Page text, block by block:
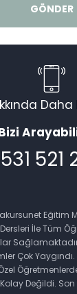
Bizi
521
Eğitim
İle Tüm
Çok Yaygındı.
Değildi. Son
Cevap Yaz